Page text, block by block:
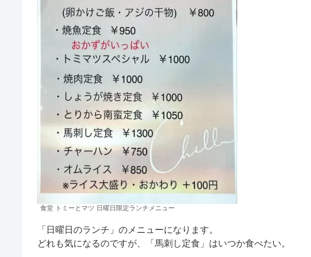
食堂 トミーとマツ 日曜日限定ランチメニュー
「日曜日のランチ」のメニューになります。
どれも気になるのですが、「馬刺し定食」はいつか食べたい。